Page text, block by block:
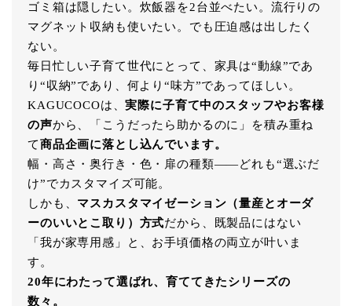
ゴミ箱は隠したい。炊飯器を2台並べたい。流行りの
マグネット収納も使いたい。でも圧迫感は出したく
ない。
毎日忙しい子育て世代にとって、家具は“動線”であ
り“収納”であり、何より“味方”であってほしい。
KAGUCOCOは、実際に子育て中のスタッフやお客様
の声から、「こうだったら助かるのに」を積み重ね
て商品企画に落とし込んでいます。
幅・高さ・奥行き・色・扉の種類――どれも“選ぶだ
け”でカスタマイズ可能。
しかも、 マスカスタマイゼーション（量産とオーダ
ーのいいとこ取り）方式だから、既製品にはない
「我が家専用感」と、お手頃価格の両立が叶いま
す。
20年にわたって選ばれ、育ててきたシリーズの
数々。